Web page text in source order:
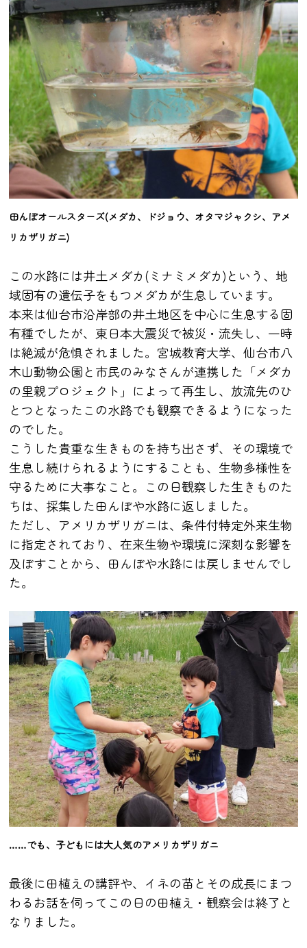
田んぼオールスターズ(メダカ、ドジョウ、オタマジャクシ、アメ
リカザリガニ)
この水路には井土メダカ(ミナミメダカ)という、地
域固有の遺伝子をもつメダカが生息しています。
本来は仙台市沿岸部の井土地区を中心に生息する固
有種でしたが、東日本大震災で被災・流失し、一時
は絶滅が危惧されました。宮城教育大学、仙台市八
木山動物公園と市民のみなさんが連携した「メダカ
の里親プロジェクト」によって再生し、放流先のひ
とつとなったこの水路でも観察できるようになった
のでした。
こうした貴重な生きものを持ち出さず、その環境で
生息し続けられるようにすることも、生物多様性を
守るために大事なこと。この日観察した生きものた
ちは、採集した田んぼや水路に返しました。
ただし、アメリカザリガニは、条件付特定外来生物
に指定されており、在来生物や環境に深刻な影響を
及ぼすことから、田んぼや水路には戻しませんでし
た。
……でも、子どもには大人気のアメリカザリガニ
最後に田植えの講評や、イネの苗とその成長にまつ
わるお話を伺ってこの日の田植え・観察会は終了と
なりました。